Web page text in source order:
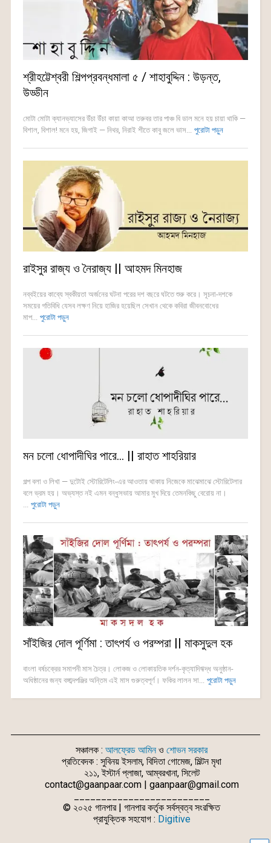
শ্রীহট্টেশ্বরী শিল্পপ্রবন্ধমালা ৫ / শাহাবুদ্দিন : উড়ন্ত,
উড্ডীন
মোটা মোটা ক্যানভ্যাসের উঁচা উঁচা কায়া কাআ তরুবর তার পাঞ্চ বি ডাল মনে হয় চায়া থাকি —
বিশাল, বিশাল! মনে হয়, জিগাই — নিথর, নিরাই শীতে কাবু জলে ভাস... পুরোটা পড়ুন
রাইসুর রাজ্য ও নৈরাজ্য || আহমদ মিনহাজ
নব্বইয়ের কাব্যে স্বকীয়তা অর্জনের ঘটনা পরের দশ বছরে ঘটতে শুরু করে। সূচনা-দশকে
সময়ের গতিবিধি যেসব লক্ষণ নিয়ে হাজির হয়েছিল সেখান থেকে কবিরা জীবনবোধের
মাপ... পুরোটা পড়ুন
মন চলো ধোপাদীঘির পারে… || রাহাত শাহরিয়ার
গল্প বলা ও লিখা — দুটোই স্টোরিটেলিং-এর আওতায় থাকায় নিজেকে মাঝেমাঝে স্টোরিটেলার
বলে ভ্রম হয়। অভ্যস্ত নই এমন বন্ধুসভায় আমার মুখ দিয়ে তেমনকিছু বেরোয় না।
... পুরোটা পড়ুন
সাঁইজির দোল পূর্ণিমা : তাৎপর্য ও পরম্পরা || মাকসুদুল হক
বাংলা বর্ষচক্রের সমাপনী মাস চৈত্র। লোকজ ও লোকায়তিক দর্শন-কৃত্যাদিঋদ্ধ অনুষ্ঠান-
অধিষ্ঠানের জন্য বঙ্গাব্দপঞ্জির অন্তিম এই মাস গুরুত্বপূর্ণ। ফকির লালন সা... পুরোটা পড়ুন
সঞ্চালক : আলফ্রেড আমিনও শোভন সরকার
প্রতিবেদক : সুবিনয় ইসলাম, বিদিতা গোমেজ, মিল্টন মৃধা
২১১, ইস্টার্ন প্লাজা, আম্বরখানা, সিলেট
contact@gaanpaar.com | gaanpaar@gmail.com
© ২০২৫ গানপার | গানপার কর্তৃক সর্বস্বত্ব সংরক্ষিত
প্রাযুক্তিক সহযোগ : Digitive